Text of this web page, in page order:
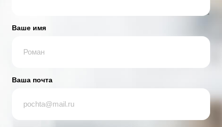
Ваше имя
Ваша почта